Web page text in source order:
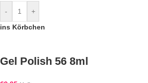
-
+
ins Körbchen
Gel Polish 56 8ml